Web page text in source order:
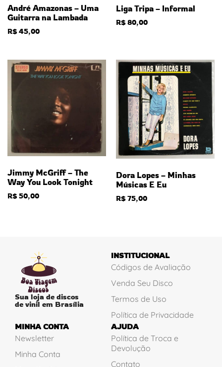
André Amazonas – Uma
Guitarra na Lambada
R$45,00
Liga Tripa – Informal
R$80,00
Jimmy McGriff – The
Way You Look Tonight
R$50,00
Dora Lopes – Minhas
Músicas E Eu
R$75,00
Sua loja de discos
de vinil em Brasília
INSTITUCIONAL
Códigos de Avaliação
Venda Seu Disco
Termos de Uso
Política de Privacidade
MINHA CONTA
Newsletter
Minha Conta
AJUDA
Política de Troca e
Devolução
Contato